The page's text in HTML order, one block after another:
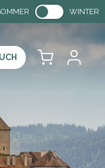
WINTER